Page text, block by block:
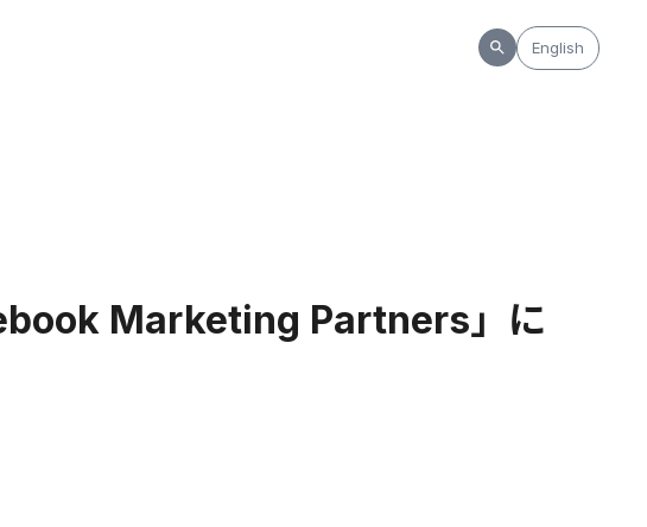
English
Marketing Partners」に